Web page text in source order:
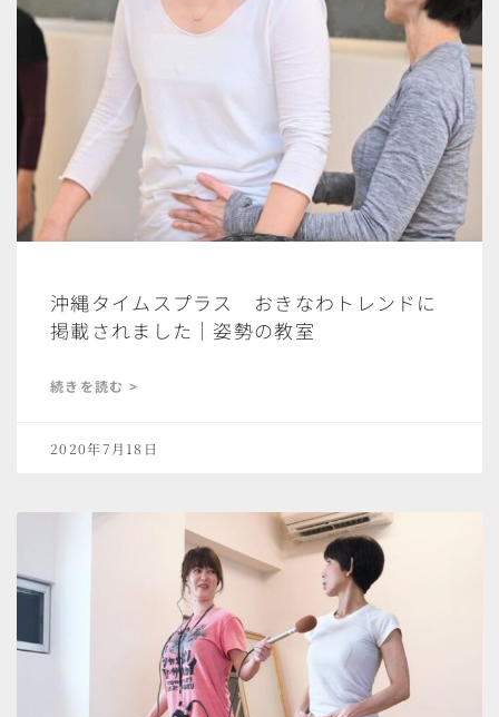
沖縄タイムスプラス おきなわトレンドに
掲載されました｜姿勢の教室
続きを読む >
2020年7月18日